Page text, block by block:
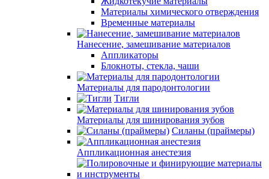
Материалы химического отверждения
Временные материалы
Нанесение, замешивание материалов
Аппликаторы
Блокноты, стекла, чаши
Материалы для пародонтологии
Тигли
Материалы для шинирования зубов
Силаны (праймеры)
Аппликационная анестезия